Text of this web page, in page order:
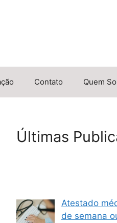
Contato Quem
Últimas
Atestado
de semana